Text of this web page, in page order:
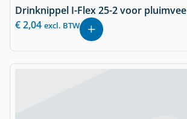
Drinknippel I-Flex 25-2 voor pluimvee
€2,04 excl. BTW